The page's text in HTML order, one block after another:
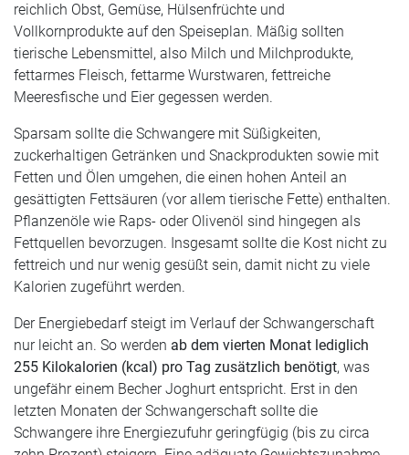
reichlich Obst, Gemüse, Hülsenfrüchte und
Vollkornprodukte auf den Speiseplan. Mäßig sollten
tierische Lebensmittel, also Milch und Milchprodukte,
fettarmes Fleisch, fettarme Wurstwaren, fettreiche
Meeresfische und Eier gegessen werden.
Sparsam sollte die Schwangere mit Süßigkeiten,
zuckerhaltigen Getränken und Snackprodukten sowie mit
Fetten und Ölen umgehen, die einen hohen Anteil an
gesättigten Fettsäuren (vor allem tierische Fette) enthalten.
Pflanzenöle wie Raps- oder Olivenöl sind hingegen als
Fettquellen bevorzugen. Insgesamt sollte die Kost nicht zu
fettreich und nur wenig gesüßt sein, damit nicht zu viele
Kalorien zugeführt werden.
Der Energiebedarf steigt im Verlauf der Schwangerschaft
nur leicht an. So werden ab dem vierten Monat lediglich
255 Kilokalorien (kcal) pro Tag zusätzlich benötigt, was
ungefähr einem Becher Joghurt entspricht. Erst in den
letzten Monaten der Schwangerschaft sollte die
Schwangere ihre Energiezufuhr geringfügig (bis zu circa